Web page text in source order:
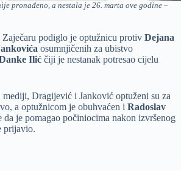
pronađeno, a nestala je 26. marta ove godine –
podiglo je optužnicu protiv Dejana
osumnjičenih za ubistvo
Ilić čiji je nestanak potresao cijelu
Dragijević i Janković optuženi su za
a optužnicom je obuhvaćen i Radoslav
da je pomagao počiniocima nakon izvršenog
prijavio.